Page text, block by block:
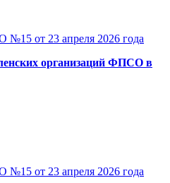
от 23 апреля 2026 года
организаций ФПСО в
от 23 апреля 2026 года